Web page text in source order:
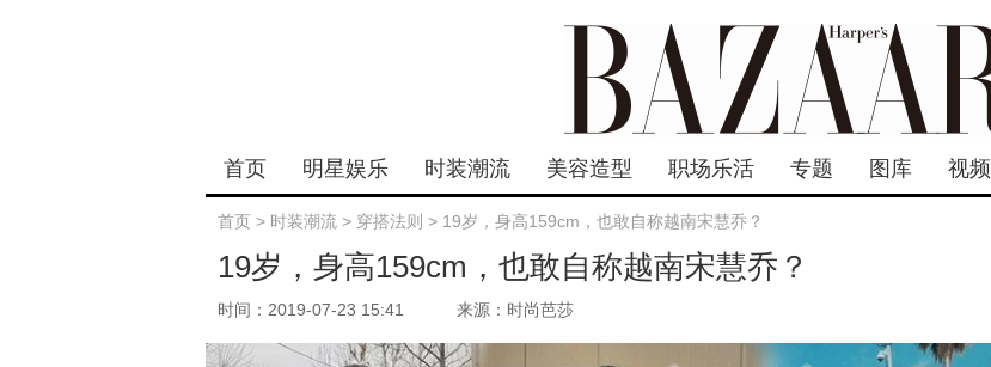
首页 明星娱乐 时装潮流 美容造型 职场乐活 专题 图库 视频
首页 > 时装潮流 > 穿搭法则 > 19岁，身高159cm，也敢自称越南宋慧乔？
19岁，身高159cm，也敢自称越南宋慧乔？
时间：2019-07-23 15:41 来源：时尚芭莎